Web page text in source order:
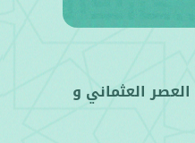
العصر العثماني و